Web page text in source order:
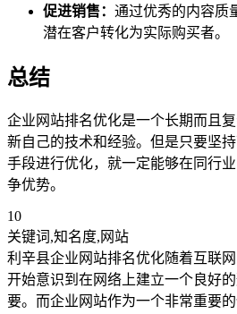
促进销售： 通过优秀的内容质
潜在客户转化为实际购买者。
总结
企业网站排名优化是一个长期而且
新自己的技术和经验。但是只要坚
手段进行优化，就一定能够在同行
争优势。
10
关键词,知名度,网站
利辛县企业网站排名优化随着互联
开始意识到在网络上建立一个良好
要。而企业网站作为一个非常重要